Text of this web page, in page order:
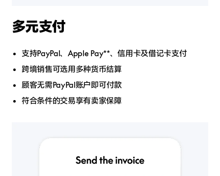
多元支付
支持PayPal、Apple Pay**、信用卡及借记卡支付
跨境销售可选用多种货币结算
顾客无需PayPal账户即可付款
符合条件的交易享有卖家保障